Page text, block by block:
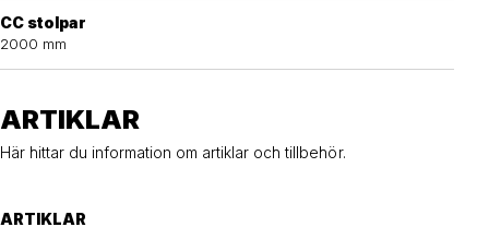
CC stolpar
2000 mm
ARTIKLAR
Här hittar du information om artiklar och tillbehör.
ARTIKLAR